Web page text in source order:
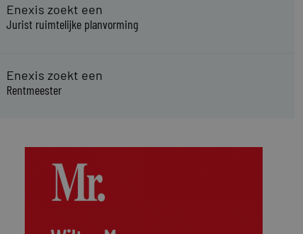
Enexis zoekt een
Jurist ruimtelijke planvorming
Enexis zoekt een
Rentmeester